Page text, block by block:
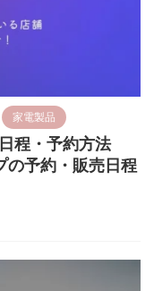
家電製品
程・予約方法
の予約・販売日程